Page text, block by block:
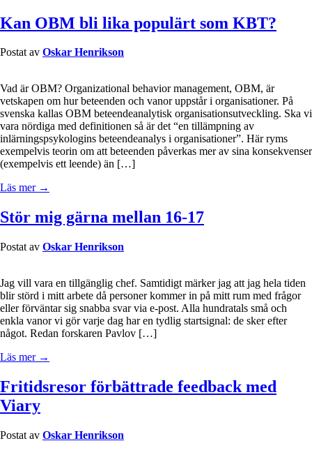
Kan OBM bli lika populärt som KBT?
Postat av Oskar Henrikson
Vad är OBM? Organizational behavior management, OBM, är
vetskapen om hur beteenden och vanor uppstår i organisationer. På
svenska kallas OBM beteendeanalytisk organisationsutveckling. Ska vi
vara nördiga med definitionen så är det “en tillämpning av
inlärningspsykologins beteendeanalys i organisationer”. Här ryms
exempelvis teorin om att beteenden påverkas mer av sina konsekvenser
(exempelvis ett leende) än […]
Läs mer →
Stör mig gärna mellan 16-17
Postat av Oskar Henrikson
Jag vill vara en tillgänglig chef. Samtidigt märker jag att jag hela tiden
blir störd i mitt arbete då personer kommer in på mitt rum med frågor
eller förväntar sig snabba svar via e-post. Alla hundratals små och
enkla vanor vi gör varje dag har en tydlig startsignal: de sker efter
något. Redan forskaren Pavlov […]
Läs mer →
Fritidsresor förbättrade feedback med
Viary
Postat av Oskar Henrikson